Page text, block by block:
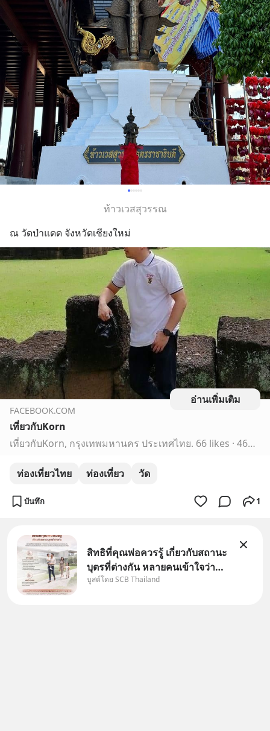
ท้าวเวสสุวรรณ
ณ วัดป่าแดด จังหวัดเชียงใหม่
อ่านเพิ่มเติม
FACEBOOK.COM
เที่ยวกับKorn
เที่ยวกับKorn, กรุงเทพมหานคร ประเทศไทย. 66 likes · 464 talking about this. #ท่องเที่ยว #ไหว้พระ #ทำบุญ #สร้างกุศล #เข้าป่า #ขึ้นเขา #ฯลฯ
ท่องเที่ยวไทย ท่องเที่ยว วัด
บันทึก 1
สิทธิที่คุณพ่อควรรู้ เกี่ยวกับสถานะ
บุตรที่ต่างกัน หลายคนเข้าใจว่า
"เมื่อเป็นลูกของพ่อและแม่ ก็ย่อม
บูสต์โดย SCB Thailand